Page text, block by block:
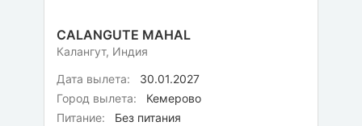
CALANGUTE MAHAL
Калангут, Индия
Дата вылета:
30.01.2027
Город вылета:
Кемерово
Питание:
Без питания